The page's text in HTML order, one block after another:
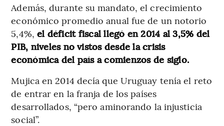
Además, durante su mandato, el crecimiento
económico promedio anual fue de un notorio
5,4%, el déficit fiscal llegó en 2014 al 3,5% del
PIB, niveles no vistos desde la crisis
económica del país a comienzos de siglo.
Mujica en 2014 decía que Uruguay tenía el reto
de entrar en la franja de los países
desarrollados, “pero aminorando la injusticia
social”.